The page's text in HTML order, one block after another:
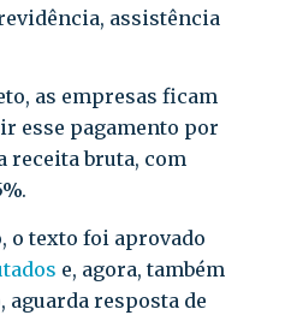
assistência
as empresas ficam
esse pagamento por
receita bruta, com
o texto foi aprovado
e, agora, também
aguarda resposta de